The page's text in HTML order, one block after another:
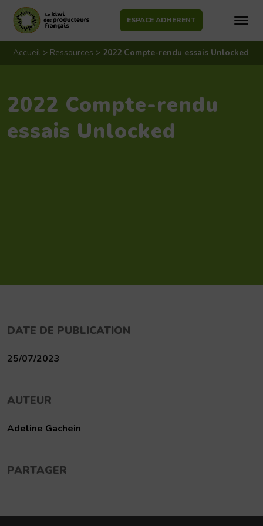
Aller
au
ESPACE ADHERENT
Accueil > Ressources > 2022 Compte-rendu essais Unlocked
2022 Compte-rendu
essais Unlocked
DATE DE PUBLICATION
25/07/2023
AUTEUR
Adeline Gachein
PARTAGER